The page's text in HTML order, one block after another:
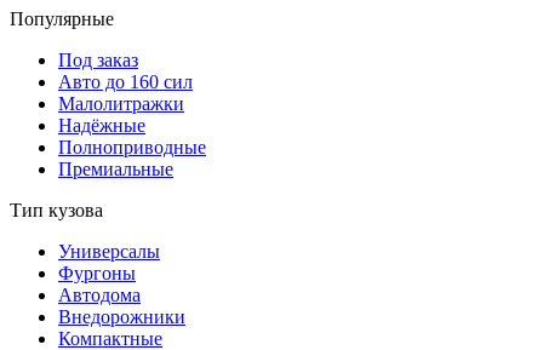
Популярные
Под заказ
Авто до 160 сил
Малолитражки
Надёжные
Полноприводные
Премиальные
Тип кузова
Универсалы
Фургоны
Автодома
Внедорожники
Компактные